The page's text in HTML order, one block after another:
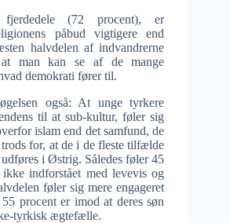
(72 procent), er
påbud vigtigere end
halvdelen af indvandrerne
man kan se af de mange
demokrati fører til.
også: At unge tyrkere
til at sub-kultur, føler sig
islam end det samfund, de
for, at de i de fleste tilfælde
i Østrig. Således føler 45
indforstået med levevis og
føler sig mere engageret
procent er imod at deres søn
tyrkisk ægtefælle.